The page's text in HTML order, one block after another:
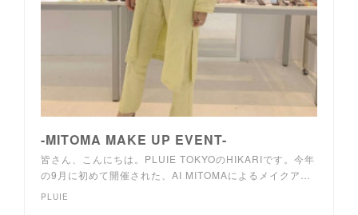
-MITOMA MAKE UP EVENT-
皆さん、こんにちは。PLUIE TOKYOのHIKARIです。今年
の9月に初めて開催された、AI MITOMAによるメイクア…
PLUIE